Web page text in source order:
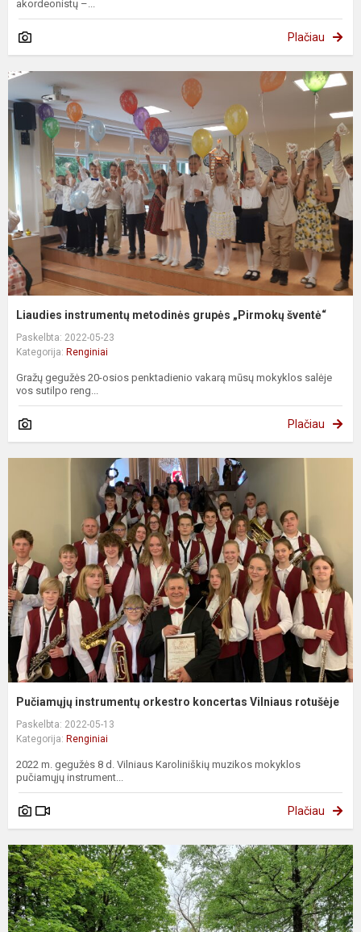
akordeonistų –...
Plačiau
Liaudies instrumentų metodinės grupės „Pirmokų šventė“
Paskelbta: 2022-05-23
Kategorija: Renginiai
Gražų gegužės 20-osios penktadienio vakarą mūsų mokyklos salėje
vos sutilpo reng...
Plačiau
Pučiamųjų instrumentų orkestro koncertas Vilniaus rotušėje
Paskelbta: 2022-05-13
Kategorija: Renginiai
2022 m. gegužės 8 d. Vilniaus Karoliniškių muzikos mokyklos
pučiamųjų instrument...
Plačiau